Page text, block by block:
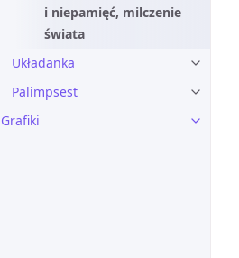
i niepamięć, milczenie
świata
Układanka
Palimpsest
Grafiki